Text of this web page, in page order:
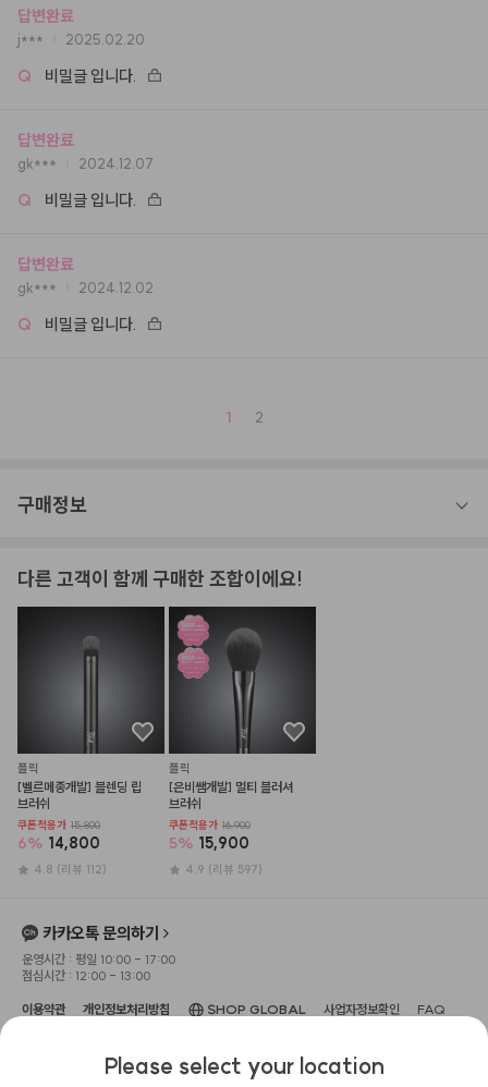
답변완료
j*** 2025.02.20
Q 비밀글 입니다.
답변완료
gk*** 2024.12.07
Q 비밀글 입니다.
답변완료
gk*** 2024.12.02
Q 비밀글 입니다.
1 2
구매정보
다른 고객이 함께 구매한 조합이에요!
플릭
[벨르메종개발] 블렌딩 립
브러쉬
쿠폰적용가 15,800
6% 14,800
4.8 (리뷰 112)
플릭
[은비쌤개발] 멀티 블러셔
브러쉬
쿠폰적용가 16,900
5% 15,900
4.9 (리뷰 597)
카카오톡 문의하기
운영시간 : 평일 10:00 - 17:00
점심시간 : 12:00 - 13:00
이용약관 개인정보처리방침 SHOP GLOBAL 사업자정보확인 FAQ
로 104, 3층(신사동, 보암빌딩)
고객센터 : 1533-0645
사업자 등록번호 : 666-87-
Please select your location